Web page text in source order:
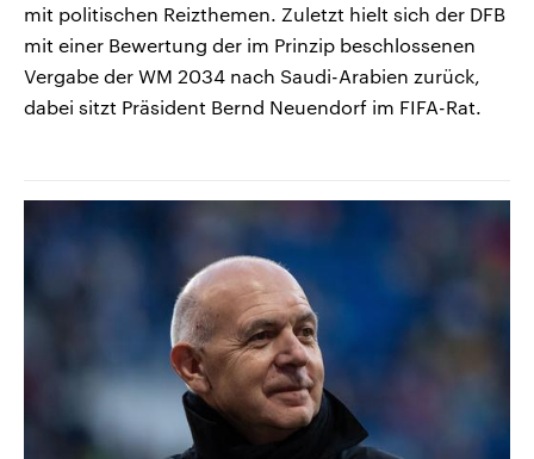
mit politischen Reizthemen. Zuletzt hielt sich der DFB
mit einer Bewertung der im Prinzip beschlossenen
Vergabe der WM 2034 nach Saudi-Arabien zurück,
dabei sitzt Präsident Bernd Neuendorf im FIFA-Rat.